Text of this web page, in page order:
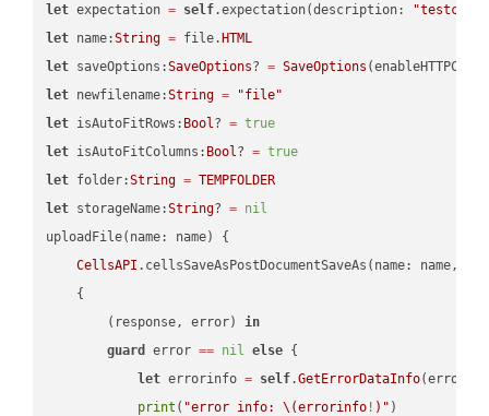
let expectation = self.expectation(description:
let name:String = file. HTML
let saveOptions:SaveOptions? = SaveOptions
let newfilename:String =
"file"
let isAutoFitRows: Bool? = true
let isAutoFitColumns: Bool? = true
let folder:String = TEMPFOLDER
let storageName:String? = nil
uploadFile(name: name) {
CellsAPI .cellsSaveAsPostDocumentSaveAs(name:
    {
        (response, error)
in
guard
error == nil else {
let errorinfo = self.GetErrorDataInfo(error:
print ( "error info: \(errorinfo ! ) " )